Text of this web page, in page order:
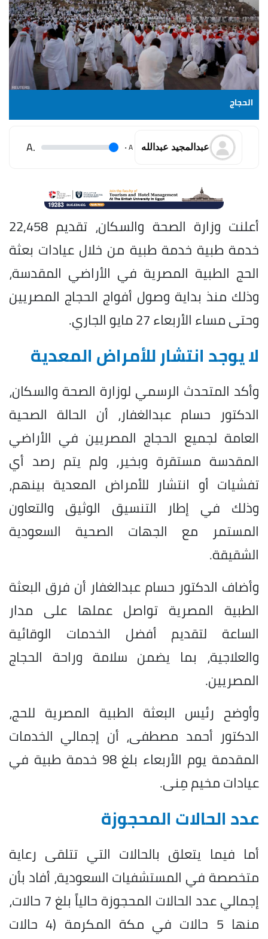
الحجاج
عبدالمجيد عبدالله A
.
.A
أعلنت وزارة الصحة والسكان، تقديم 22,458
خدمة طبية خدمة طبية من خلال عيادات بعثة
الحج الطبية المصرية في الأراضي المقدسة،
وذلك منذ بداية وصول أفواج الحجاج المصريين
وحتى مساء الأربعاء 27 مايو الجاري.
لا يوجد انتشار للأمراض المعدية
وأكد المتحدث الرسمي لوزارة الصحة والسكان،
الدكتور حسام عبدالغفار، أن الحالة الصحية
العامة لجميع الحجاج المصريين في الأراضي
المقدسة مستقرة وبخير، ولم يتم رصد أي
تفشيات أو انتشار للأمراض المعدية بينهم،
وذلك في إطار التنسيق الوثيق والتعاون
المستمر مع الجهات الصحية السعودية
الشقيقة.
وأضاف الدكتور حسام عبدالغفار أن فرق البعثة
الطبية المصرية تواصل عملها على مدار
الساعة لتقديم أفضل الخدمات الوقائية
والعلاجية، بما يضمن سلامة وراحة الحجاج
المصريين.
وأوضح رئيس البعثة الطبية المصرية للحج،
الدكتور أحمد مصطفى، أن إجمالي الخدمات
المقدمة يوم الأربعاء بلغ 98 خدمة طبية في
عيادات مخيم مِنى.
عدد الحالات المحجوزة
أما فيما يتعلق بالحالات التي تتلقى رعاية
متخصصة في المستشفيات السعودية، أفاد بأن
إجمالي عدد الحالات المحجوزة حالياً بلغ 7 حالات،
منها 5 حالات في مكة المكرمة (4 حالات